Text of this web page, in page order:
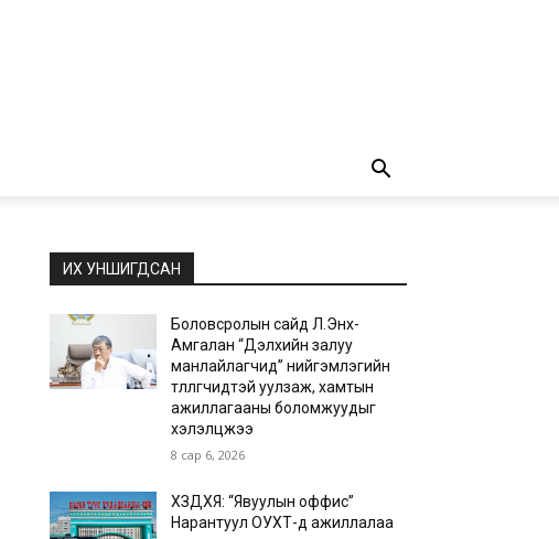
ИХ УНШИГДСАН
Боловсролын сайд Л.Энх-
Амгалан “Дэлхийн залуу
манлайлагчид” нийгэмлэгийн
төлөөлөгчидтэй уулзаж, хамтын
ажиллагааны боломжуудыг
хэлэлцжээ
8 сар 6, 2026
ХЗДХЯ: “Явуулын оффис”
Нарантуул ОУХТ-д ажиллалаа